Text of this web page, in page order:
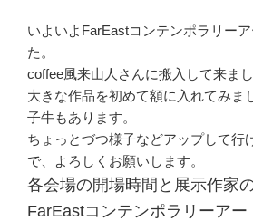
いよいよFarEastコンテンポラリー
た。
coffee風来山人さんに搬入して来まし
大きな作品を初めて額に入れてみま
子牛もあります。
ちょっとづつ様子などアップして行
で、よろしくお願いします。
各会場の開場時間と展示作家
FarEastコンテンポラリーアー